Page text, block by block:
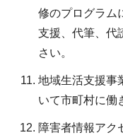
修のプログラム
支援、代筆、代
さい。
地域生活支援事
いて市町村に働
障害者情報アク